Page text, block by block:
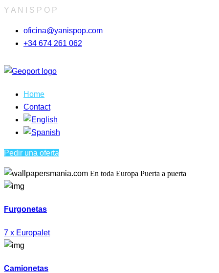
Y A N S P O P
oficina@yanispop.com
+34 674 261 062
Home
Contact
Pedir una oferta
En toda Europa Puerta a puerta
Furgonetas
7 x Europalet
Camionetas